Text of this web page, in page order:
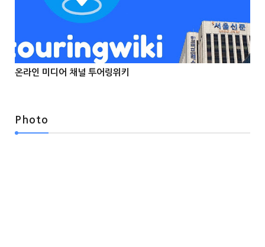
 

온라인 미디어 채널 투어링위키
Photo